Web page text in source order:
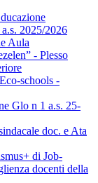
2025/2026
Aula
- Plesso
schools -
Glo n 1 a.s. 25-
doc. e Ata
di Job-
docenti della